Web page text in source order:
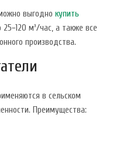
выгодно купить
м³/час, а также все
производства.
в сельском
Преимущества: